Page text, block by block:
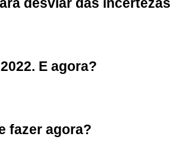
E agora?
fazer agora?